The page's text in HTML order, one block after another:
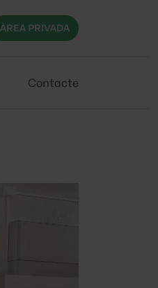
ÀREA PRIVADA
Contacte